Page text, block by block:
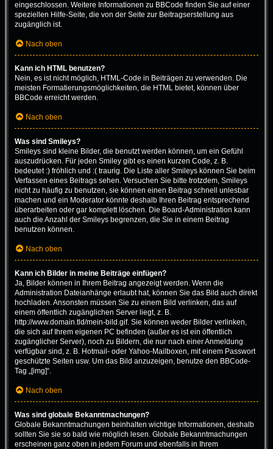
eingeschlossen. Weitere Informationen zu BBCode finden Sie auf einer
speziellen Hilfe-Seite, die von der Seite zur Beitragserstellung aus
zugänglich ist.
Nach oben
Kann ich HTML benutzen?
Nein, es ist nicht möglich, HTML-Code in Beiträgen zu verwenden. Die
meisten Formatierungsmöglichkeiten, die HTML bietet, können über
BBCode erreicht werden.
Nach oben
Was sind Smileys?
Smileys sind kleine Bilder, die benutzt werden können, um ein Gefühl
auszudrücken. Für jeden Smiley gibt es einen kurzen Code, z. B.
bedeutet :) fröhlich und :( traurig. Die Liste aller Smileys können Sie beim
Verfassen eines Beitrags sehen. Versuchen Sie bitte trotzdem, Smileys
nicht zu häufig zu benutzen, sie können einen Beitrag schnell unlesbar
machen und ein Moderator könnte deshalb Ihren Beitrag entsprechend
überarbeiten oder gar komplett löschen. Die Board-Administration kann
auch die Anzahl der Smileys begrenzen, die Sie in einem Beitrag
benutzen können.
Nach oben
Kann ich Bilder in meine Beiträge einfügen?
Ja, Bilder können in Ihrem Beitrag angezeigt werden. Wenn die
Administration Dateianhänge erlaubt hat, können Sie das Bild auch direkt
hochladen. Ansonsten müssen Sie zu einem Bild verlinken, das auf
einem öffentlich zugänglichen Server liegt, z. B.
http://www.domain.tld/mein-bild.gif. Sie können weder Bilder verlinken,
die sich auf Ihrem eigenen PC befinden (außer es ist ein öffentlich
zugänglicher Server), noch zu Bildern, die nur nach einer Anmeldung
verfügbar sind, z. B. Hotmail- oder Yahoo-Mailboxen, mit einem Passwort
geschützte Seiten usw. Um das Bild anzuzeigen, benutze den BBCode-
Tag „[img]“.
Nach oben
Was sind globale Bekanntmachungen?
Globale Bekanntmachungen beinhalten wichtige Informationen, deshalb
sollten Sie sie so bald wie möglich lesen. Globale Bekanntmachungen
erscheinen ganz oben in jedem Forum und ebenfalls in Ihrem